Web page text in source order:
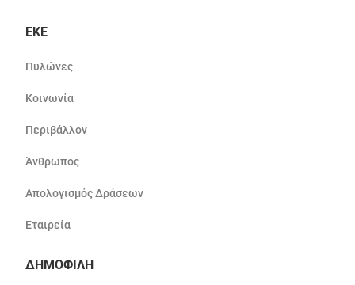
ΕΚΕ
Πυλώνες
Κοινωνία
Περιβάλλον
Άνθρωπος
Απολογισμός Δράσεων
Εταιρεία
ΔΗΜΟΦΙΛΗ